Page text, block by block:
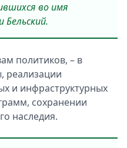
во имя
Бельский.
политиков, – в
реализации
и инфраструктурных
сохранении
наследия.